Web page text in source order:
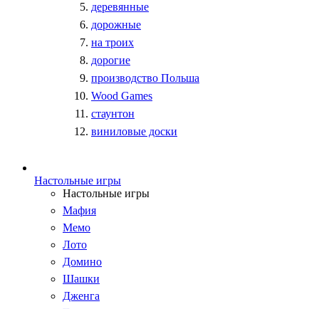
деревянные
дорожные
на троих
дорогие
производство Польша
Wood Games
стаунтон
виниловые доски
Настольные игры
Настольные игры
Мафия
Мемо
Лото
Домино
Шашки
Дженга